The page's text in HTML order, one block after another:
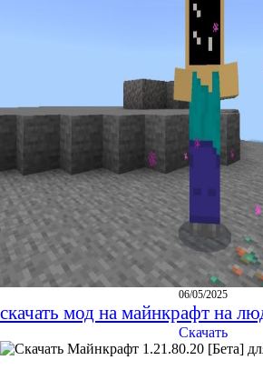
скачать мод на майнкрафт на
06/05/2025
Скачать